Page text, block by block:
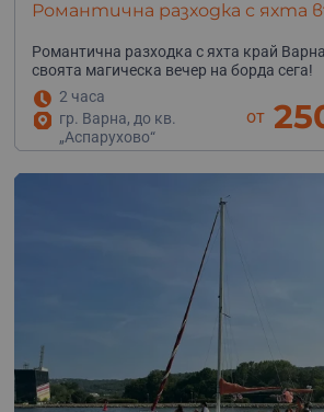
Романтична разходка с яхта
Романтична разходка с яхта край
своята магическа вечер на борда сега!
2 часа
гр. Варна, до кв.
„Аспарухово“
от